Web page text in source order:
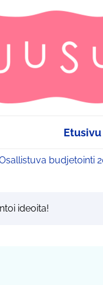
Etusivu
budjetointi
ideoita!